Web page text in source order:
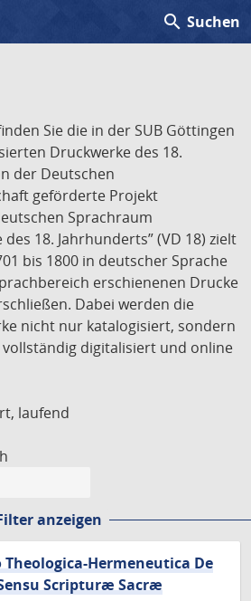
search Suchen
Sie die in der SUB Göttingen
Druckwerke des 18.
der Deutschen
geförderte Projekt
Sprachraum
18. Jahrhunderts” (VD 18) zielt
bis 1800 in deutscher Sprache
erschienenen Drucke
Dabei werden die
nicht nur katalogisiert, sondern
digitalisiert und online
laufend
anzeigen
Hermeneutica De
Scripturæ Sacræ